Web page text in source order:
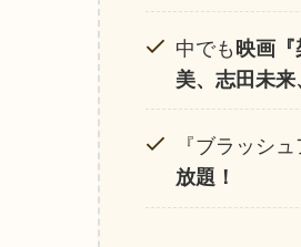
中でも映画『
美、志田未
『ブラッシ
放題！